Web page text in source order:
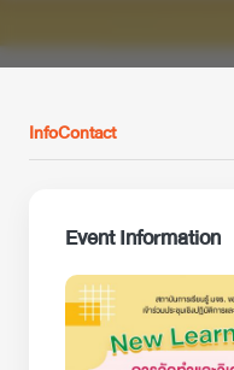
InfoContact
Event Information